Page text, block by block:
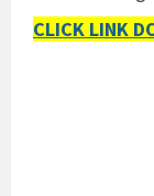
CLICK LINK